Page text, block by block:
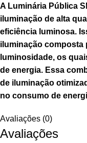
A Luminária Pública
iluminação de alta
eficiência luminosa.
iluminação composta
luminosidade, os
de energia. Essa
de iluminação
no consumo de
Avaliações (0)
Avaliações